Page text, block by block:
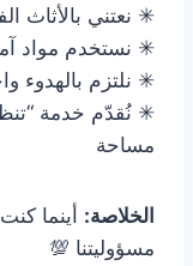
✳ نعتني بالأثاث
✳ نستخدم مواد
✳ نلتزم بالهدوء
✳ نُقدّم خدمة
مساحة
الخلاصة: أينما
مسؤوليتنا 💯